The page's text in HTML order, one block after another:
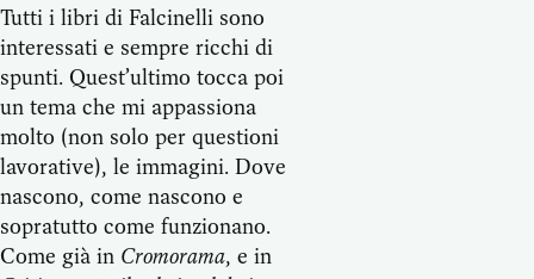
Tutti i libri di Falcinelli sono
interessati e sempre ricchi di
spunti. Quest’ultimo tocca poi
un tema che mi appassiona
molto (non solo per questioni
lavorative), le immagini. Dove
nascono, come nascono e
sopratutto come funzionano.
Come già in Cromorama, e in